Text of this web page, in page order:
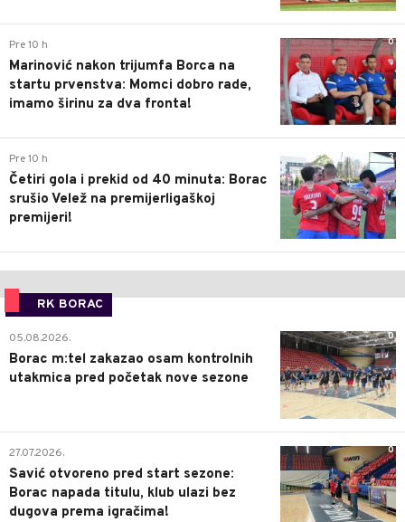
0
Pre 10 h
Marinović nakon trijumfa Borca na
startu prvenstva: Momci dobro rade,
imamo širinu za dva fronta!
3
Pre 10 h
Četiri gola i prekid od 40 minuta: Borac
srušio Velež na premijerligaškoj
premijeri!
RK BORAC
0
05.08.2026.
Borac m:tel zakazao osam kontrolnih
utakmica pred početak nove sezone
0
27.07.2026.
Savić otvoreno pred start sezone:
Borac napada titulu, klub ulazi bez
dugova prema igračima!